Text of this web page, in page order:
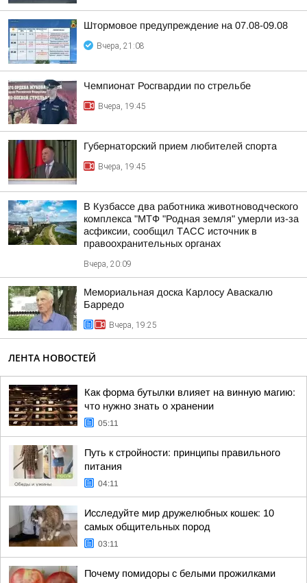
Штормовое предупреждение на 07.08-09.08
Вчера, 21:08
Чемпионат Росгвардии по стрельбе
Вчера, 19:45
Губернаторский прием любителей спорта
Вчера, 19:45
В Кузбассе два работника животноводческого
комплекса "МТФ "Родная земля" умерли из-за
асфиксии, сообщил ТАСС источник в
правоохранительных органах
Вчера, 20:09
Мемориальная доска Карлосу Аваскалю
Барредо
Вчера, 19:25
ЛЕНТА НОВОСТЕЙ
Как форма бутылки влияет на винную магию:
что нужно знать о хранении
05:11
Путь к стройности: принципы правильного
питания
04:11
Исследуйте мир дружелюбных кошек: 10
самых общительных пород
03:11
Почему помидоры с белыми прожилками